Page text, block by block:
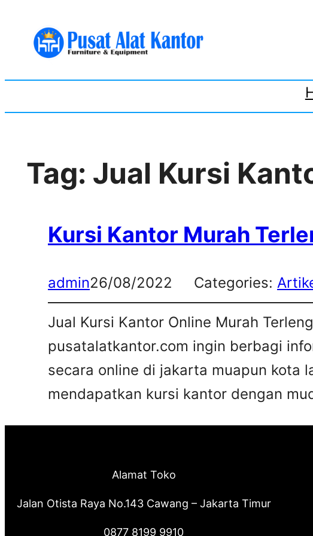
content
Tag: Jual Kursi
Kursi Kantor Murah
admin26/08/2022 Categories:
Jual Kursi Kantor Online Murah
pusatalatkantor.com ingin berbagi
secara online di jakarta muapun kota
mendapatkan kursi kantor dengan
Alamat Toko
Jalan Otista Raya No.143 Cawang – Jakarta Timur
0877 8199 9910